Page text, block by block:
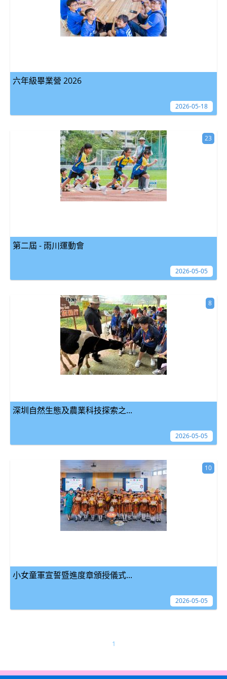
六年級畢業營 2026
2026-05-18
第二屆 - 雨川運動會
23
2026-05-05
深圳自然生態及農業科技探索之...
8
2026-05-05
小女童軍宣誓暨進度章頒授儀式...
10
2026-05-05
1